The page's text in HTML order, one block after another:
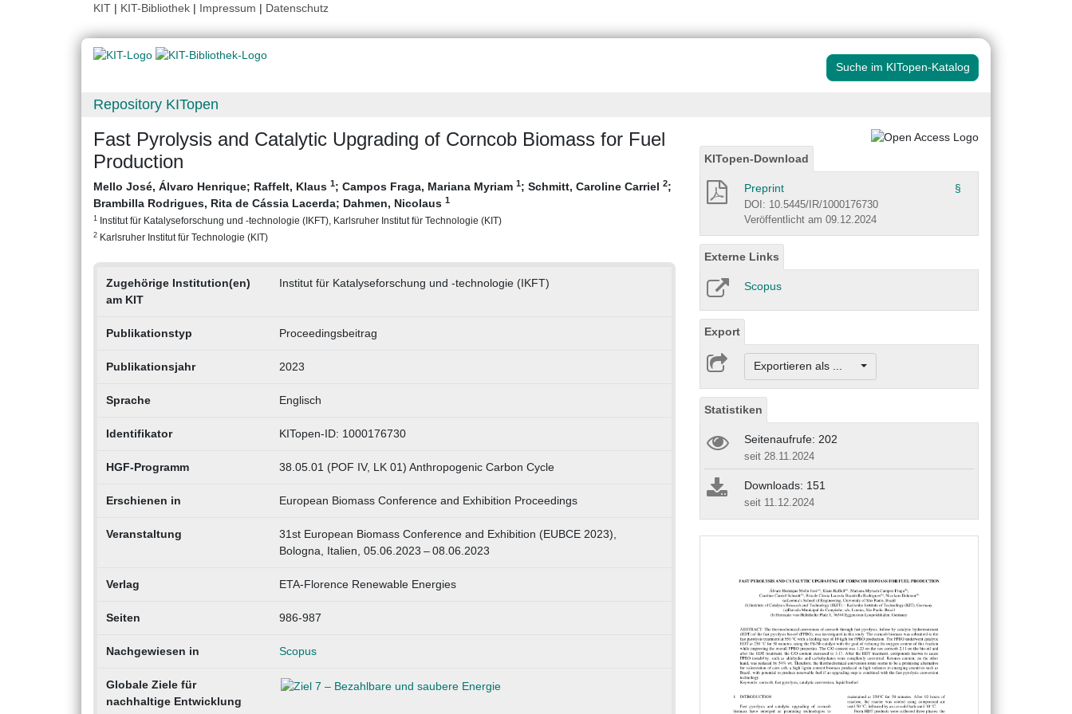
KIT | KIT-Bibliothek | Impressum | Datenschutz
Suche im KITopen-Katalog
Repository KITopen
Fast Pyrolysis and Catalytic Upgrading of Corncob Biomass for Fuel
Production
Mello José, Álvaro Henrique; Raffelt, Klaus 1; Campos Fraga, Mariana Myriam 1; Schmitt, Caroline Carriel 2;
Brambilla Rodrigues, Rita de Cássia Lacerda; Dahmen, Nicolaus 1
1 Institut für Katalyseforschung und -technologie (IKFT), Karlsruher Institut für Technologie (KIT)
2 Karlsruher Institut für Technologie (KIT)
Zugehörige Institution(en)
am KIT
Institut für Katalyseforschung und -technologie (IKFT)
Publikationstyp Proceedingsbeitrag
Publikationsjahr 2023
Sprache Englisch
Identifikator KITopen-ID: 1000176730
HGF-Programm 38.05.01 (POF IV, LK 01) Anthropogenic Carbon Cycle
Erschienen in European Biomass Conference and Exhibition Proceedings
Veranstaltung
31st European Biomass Conference and Exhibition (EUBCE 2023),
Bologna, Italien, 05.06.2023 – 08.06.2023
Verlag ETA-Florence Renewable Energies
Seiten 986-987
Nachgewiesen in Scopus
Globale Ziele für
nachhaltige Entwicklung
KITopen-Download
Preprint §
DOI: 10.5445/IR/1000176730
Veröffentlicht am 09.12.2024
Externe Links
Scopus
Export
Exportieren als ...
Statistiken
Seitenaufrufe: 202
seit 28.11.2024
Downloads: 151
seit 11.12.2024